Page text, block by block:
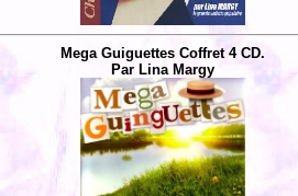
Mega Guiguettes Coffret 4 CD.
Par Lina Margy